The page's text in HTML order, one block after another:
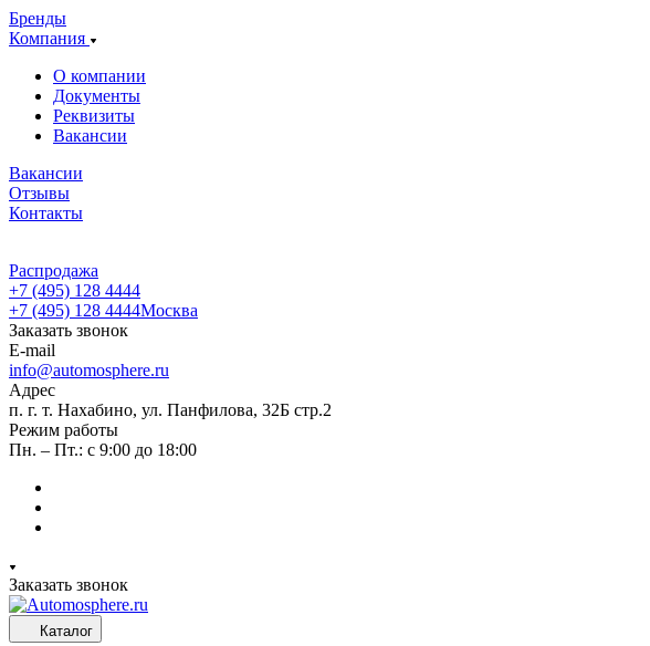
Бренды
Компания
О компании
Документы
Реквизиты
Вакансии
Вакансии
Отзывы
Контакты
Распродажа
+7 (495) 128 4444
+7 (495) 128 4444Москва
Заказать звонок
E-mail
info@automosphere.ru
Адрес
п. г. т. Нахабино, ул. Панфилова, 32Б стр.2
Режим работы
Пн. – Пт.: с 9:00 до 18:00
Заказать звонок
Каталог